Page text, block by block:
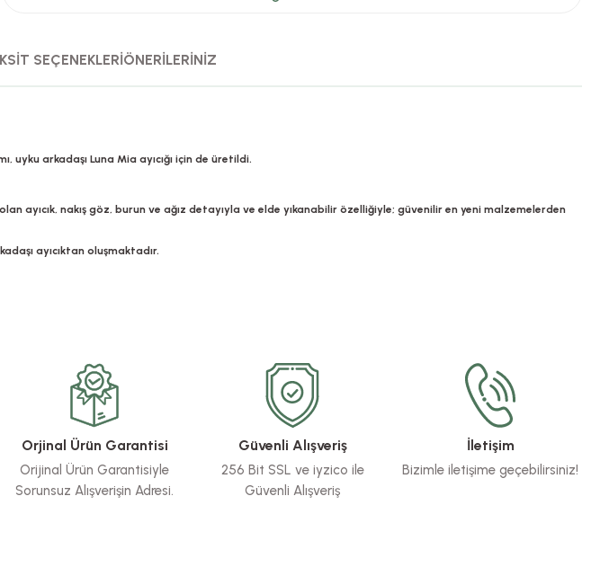
SEÇENEKLERİÖNERİLERİNİZ
arkadaşı Luna Mia ayıcığı için de üretildi.
ayıcık, nakış göz, burun ve ağız detayıyla ve elde yıkanabilir özelliğiyle; güvenilir en yeni malzemelerden
ayıcıktan oluşmaktadır.
Orjinal Ürün Garantisi
Orijinal Ürün Garantisiyle
Sorunsuz Alışverişin Adresi.
Güvenli Alışveriş
256 Bit SSL ve iyzico ile
Güvenli Alışveriş
İletişim
Bizimle iletişime geçebilirsiniz!